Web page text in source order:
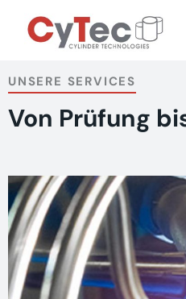
UNSERE SERVICES
Von Prüfung